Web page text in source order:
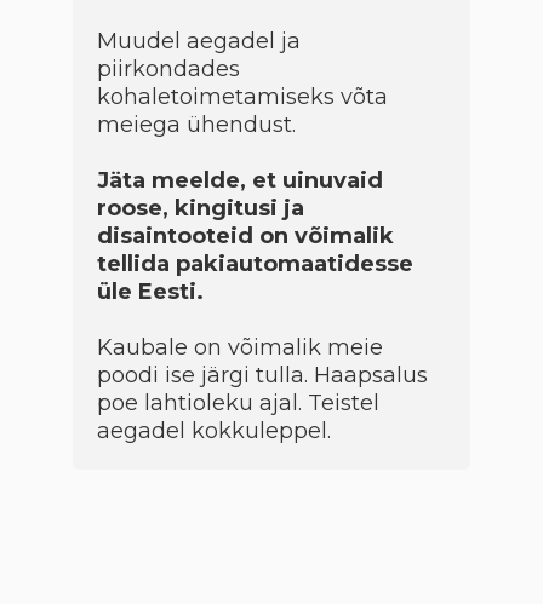
Muudel aegadel ja
piirkondades
kohaletoimetamiseks võta
meiega ühendust.
Jäta meelde, et uinuvaid
roose, kingitusi ja
disaintooteid on võimalik
tellida pakiautomaatidesse
üle Eesti.
Kaubale on võimalik meie
poodi ise järgi tulla. Haapsalus
poe lahtioleku ajal. Teistel
aegadel kokkuleppel.